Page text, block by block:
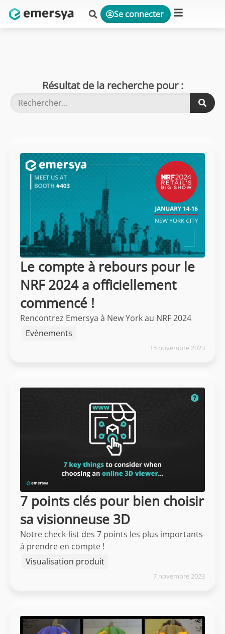
Se connecter
Résultat de la recherche pour :
Le compte à rebours pour le
NRF 2024 a officiellement
commencé !
Rencontrez Emersya à New York au NRF 2024
Evènements
15 novembre 2023
7 points clés pour bien choisir
sa visionneuse 3D
Notre check-list des 7 points les plus importants
à prendre en compte !
Visualisation produit
7 novembre 2023